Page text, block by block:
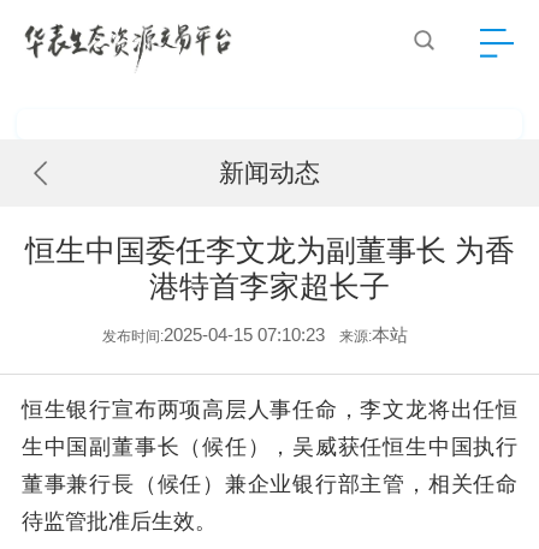
新闻动态
恒生中国委任李文龙为副董事长 为香
港特首李家超长子
发布时间:2025-04-15 07:10:23 来源:本站
恒生银行宣布两项高层人事任命，李文龙将出任恒
生中国副董事长（候任），吴威获任恒生中国执行
董事兼行長（候任）兼企业银行部主管，相关任命
待监管批准后生效。